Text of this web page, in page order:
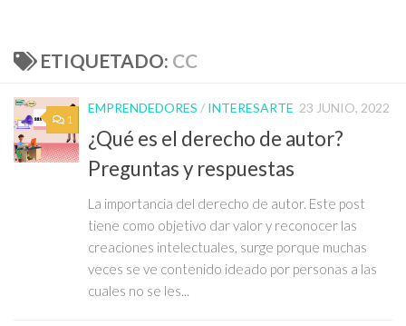
ETIQUETADO: CC
1
EMPRENDEDORES / INTERESARTE 23 JUNIO, 2022
¿Qué es el derecho de autor?
Preguntas y respuestas
La importancia del derecho de autor. Este post
tiene como objetivo dar valor y reconocer las
creaciones intelectuales, surge porque muchas
veces se ve contenido ideado por personas a las
cuales no se les...